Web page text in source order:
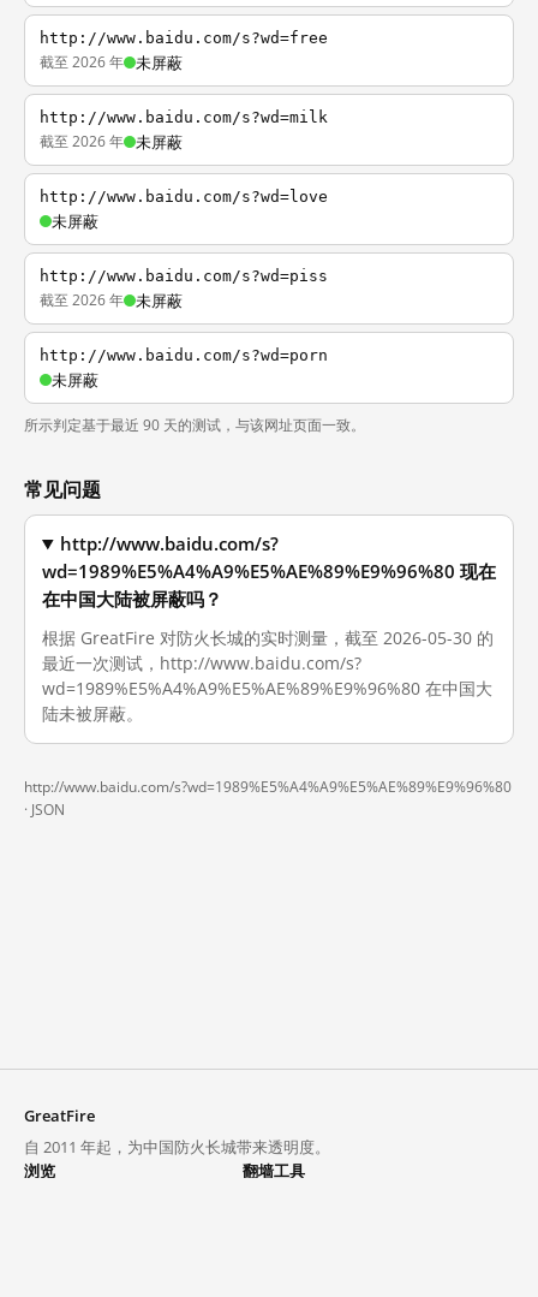
http://www.baidu.com/s?wd=free
截至 2026 年 未屏蔽
http://www.baidu.com/s?wd=milk
截至 2026 年 未屏蔽
http://www.baidu.com/s?wd=love
未屏蔽
http://www.baidu.com/s?wd=piss
截至 2026 年 未屏蔽
http://www.baidu.com/s?wd=porn
未屏蔽
所示判定基于最近 90 天的测试，与该网址页面一致。
常见问题
http://www.baidu.com/s?
wd=1989%E5%A4%A9%E5%AE%89%E9%96%80 现在
在中国大陆被屏蔽吗？
根据 GreatFire 对防火长城的实时测量，截至 2026-05-30 的
最近一次测试，http://www.baidu.com/s?
wd=1989%E5%A4%A9%E5%AE%89%E9%96%80 在中国大
陆未被屏蔽。
http://www.baidu.com/s?wd=1989%E5%A4%A9%E5%AE%89%E9%96%80
· JSON
GreatFire
自 2011 年起，为中国防火长城带来透明度。
浏览
翻墙工具